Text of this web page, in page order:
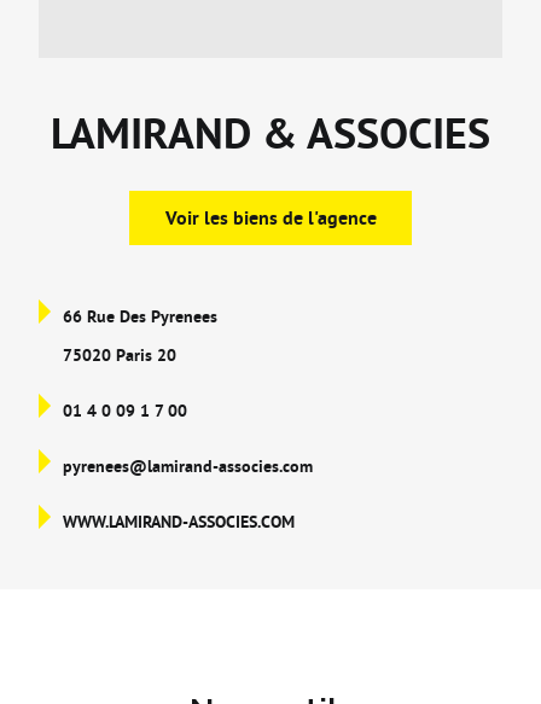
LAMIRAND & ASSOCIES
Voir les biens de l'agence
66 Rue Des Pyrenees
75020 Paris 20
01 4 0 09 1 7 00
pyrenees@lamirand-associes.com
WWW.LAMIRAND-ASSOCIES.COM